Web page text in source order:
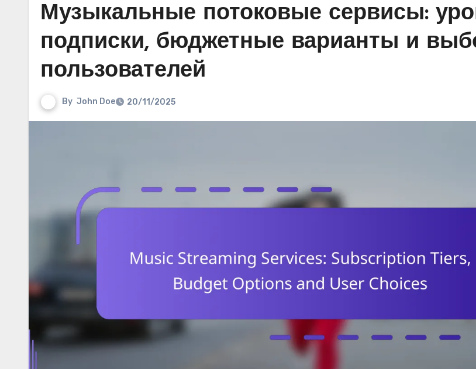
Музыкальные потоковые сервисы:
подписки, бюджетные варианты и
пользователей
By John Doe 20/11/2025